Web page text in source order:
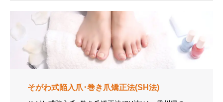
そがわ式陥入爪･巻き爪矯正法(SH法)